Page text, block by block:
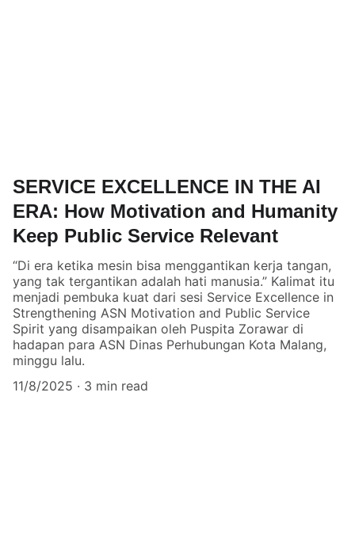
SERVICE EXCELLENCE IN THE AI
ERA: How Motivation and Humanity
Keep Public Service Relevant
“Di era ketika mesin bisa menggantikan kerja tangan,
yang tak tergantikan adalah hati manusia.” Kalimat itu
menjadi pembuka kuat dari sesi Service Excellence in
Strengthening ASN Motivation and Public Service
Spirit yang disampaikan oleh Puspita Zorawar di
hadapan para ASN Dinas Perhubungan Kota Malang,
minggu lalu.
11/8/2025
3 min read